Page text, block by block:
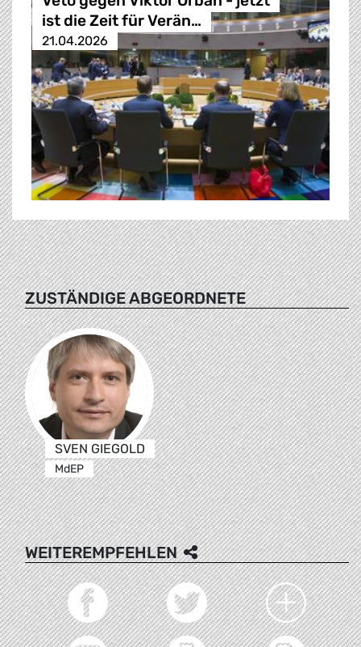
ist die Zeit für Verän…
21.04.2026
ZUSTÄNDIGE ABGEORDNETE
SVEN GIEGOLD
MdEP
WEITEREMPFEHLEN